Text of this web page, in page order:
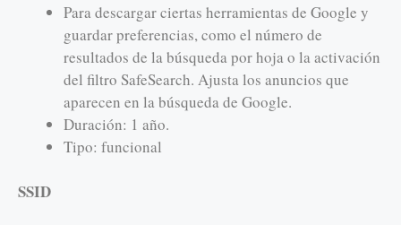
Para descargar ciertas herramientas de Google y
guardar preferencias, como el número de
resultados de la búsqueda por hoja o la activación
del filtro SafeSearch. Ajusta los anuncios que
aparecen en la búsqueda de Google.
Duración: 1 año.
Tipo: funcional
SSID